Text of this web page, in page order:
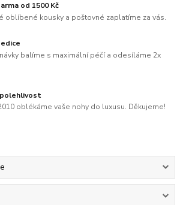
od 1500 Kč
oblíbené kousky a poštovné zaplatíme za vás.
balíme s maximální péčí a odesíláme 2x
oblékáme vaše nohy do luxusu. Děkujeme!